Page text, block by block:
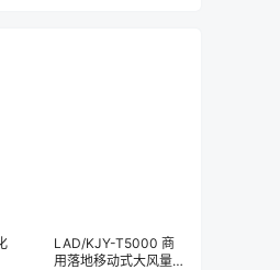
LAD/KJY-T5000 商
用落地移动式大风量